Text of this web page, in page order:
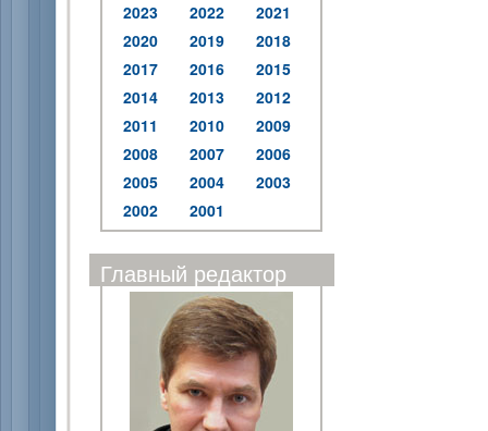
2023
2022
2021
2020
2019
2018
2017
2016
2015
2014
2013
2012
2011
2010
2009
2008
2007
2006
2005
2004
2003
2002
2001
Главный редактор